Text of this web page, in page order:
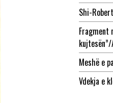
Shi-
Fragment
Meshë e
Vdekja e